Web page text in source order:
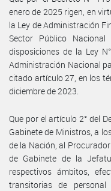
enero de 2025 rigen, en
la Ley de Administración
Sector Público
disposiciones de la Ley
Administración Nacional
citado artículo 27, en los
diciembre de 2023.
Que por el artículo 2° del
Gabinete de Ministros, a
de la Nación, al
de Gabinete de la
respectivos ámbitos,
transitorias de